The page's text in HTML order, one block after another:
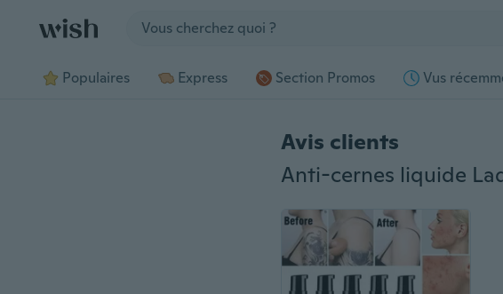
Populaires Express Section Promos Vus
Avis clients
Anti-cernes liquide